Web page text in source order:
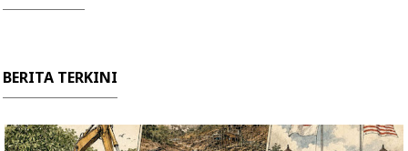
BERITA TERKINI